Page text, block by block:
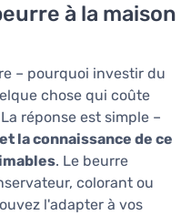
à la maison
– pourquoi investir du
chose qui coûte
réponse est simple –
la connaissance de ce
. Le beurre
colorant ou
l'adapter à vos